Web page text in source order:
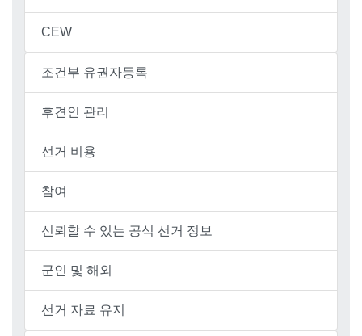
CEW
조건부 유권자등록
후견인 관리
선거 비용
참여
신뢰할 수 있는 공식 선거 정보
군인 및 해외
선거 자료 유지